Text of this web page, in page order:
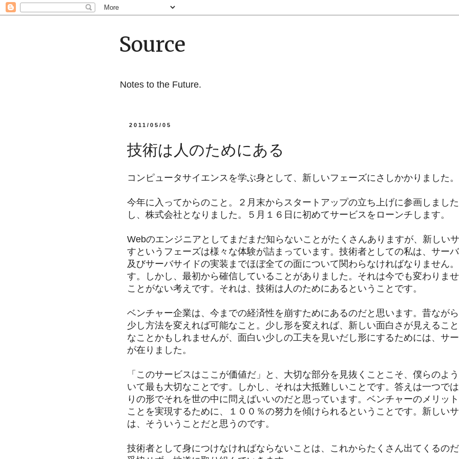
Source
Notes to the Future.
2011/05/05
技術は人のためにある
コンピュータサイエンスを学ぶ身として、新しいフェーズにさしかかりました。
今年に入ってからのこと。２月末からスタートアップの立ち上げに参画しまし
し、株式会社となりました。５月１６日に初めてサービスをローンチします。
Webのエンジニアとしてまだまだ知らないことがたくさんありますが、新しい
すというフェーズは様々な体験が詰まっています。技術者としての私は、サー
及びサーバサイドの実装までほぼ全ての面について関わらなければなりません
す。しかし、最初から確信していることがありました。それは今でも変わりま
ことがない考えです。それは、技術は人のためにあるということです。
ベンチャー企業は、今までの経済性を崩すためにあるのだと思います。昔なが
少し方法を変えれば可能なこと。少し形を変えれば、新しい面白さが見えるこ
なことかもしれませんが、面白い少しの工夫を見いだし形にするためには、サ
が在りました。
「このサービスはここが価値だ」と、大切な部分を見抜くことこそ、僕らのよ
いて最も大切なことです。しかし、それは大抵難しいことです。答えは一つで
りの形でそれを世の中に問えばいいのだと思っています。ベンチャーのメリッ
ことを実現するために、１００％の努力を傾けられるということです。新しい
は、そういうことだと思うのです。
技術者として身につけなければならないことは、これからたくさん出てくるの